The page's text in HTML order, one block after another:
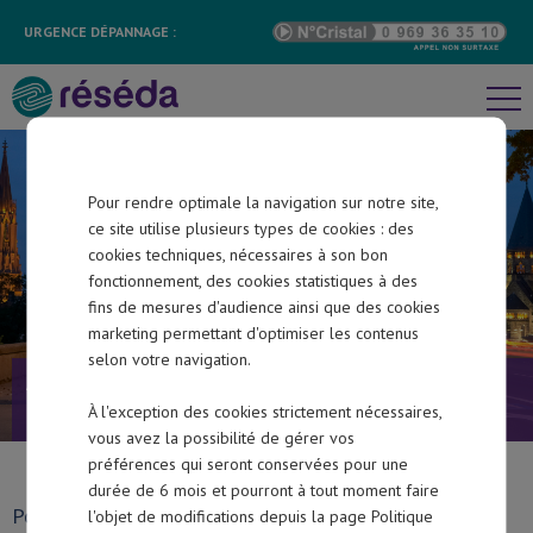
Pour rendre optimale la navigation sur notre site,
ce site utilise plusieurs types de cookies : des
cookies techniques, nécessaires à son bon
fonctionnement, des cookies statistiques à des
fins de mesures d'audience ainsi que des cookies
marketing permettant d'optimiser les contenus
selon votre navigation.
À l'exception des cookies strictement nécessaires,
vous avez la possibilité de gérer vos
préférences qui seront conservées pour une
durée de 6 mois et pourront à tout moment faire
l'objet de modifications depuis la page Politique
URGENCE DÉPANNAGE :
Particulier
Découvrir réséda
Informations pratiques
Recrutement
réséda partenaire actif
Accueil
Pour maintenir un niveau de fiabilité élevé de ses